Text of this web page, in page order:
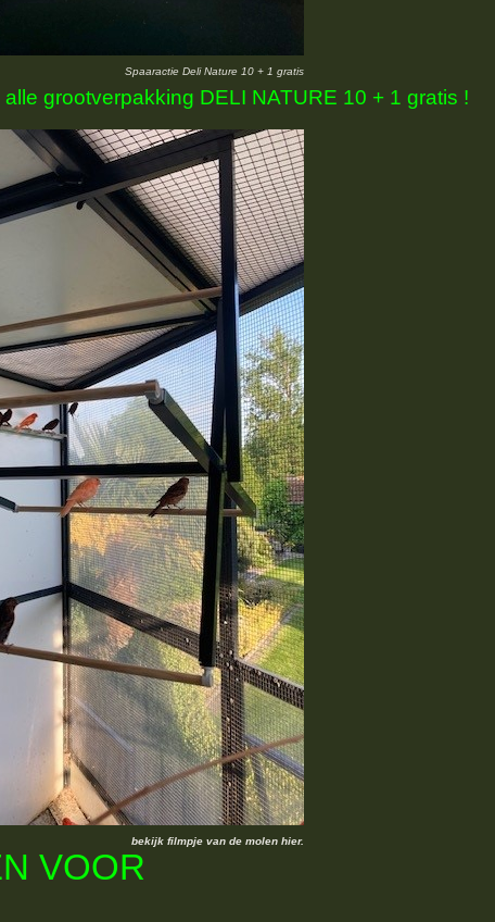
Spaaractie Deli Nature 10 + 1 gratis
grootverpakking DELI NATURE 10 + 1 gratis !
bekijk filmpje van de molen hier.
VOOR